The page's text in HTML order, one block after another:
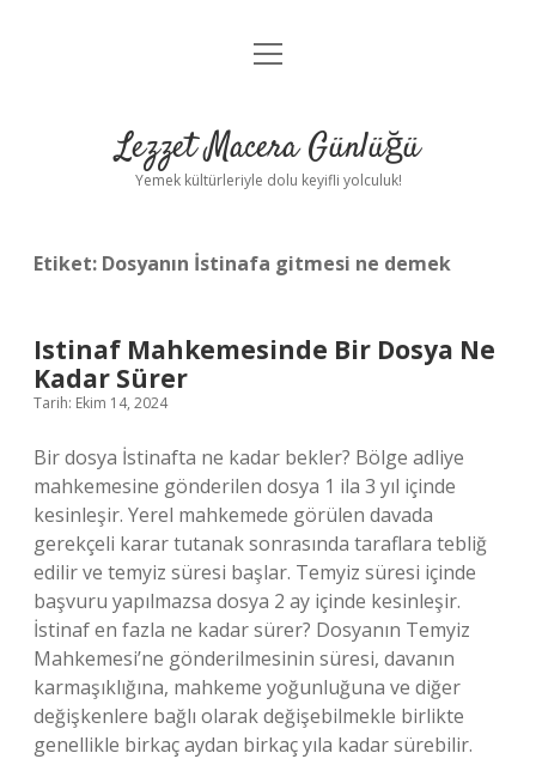
Anasayfa
Yasal Uyarı
menüyü
Lezzet Macera Günlüğü
Yemek kültürleriyle dolu keyifli yolculuk!
Etiket: Dosyanın İstinafa gitmesi ne demek
Istinaf Mahkemesinde Bir Dosya Ne
Kadar Sürer
Tarih: Ekim 14, 2024
Bir dosya İstinafta ne kadar bekler? Bölge adliye
mahkemesine gönderilen dosya 1 ila 3 yıl içinde
kesinleşir. Yerel mahkemede görülen davada
gerekçeli karar tutanak sonrasında taraflara tebliğ
edilir ve temyiz süresi başlar. Temyiz süresi içinde
başvuru yapılmazsa dosya 2 ay içinde kesinleşir.
İstinaf en fazla ne kadar sürer? Dosyanın Temyiz
Mahkemesi’ne gönderilmesinin süresi, davanın
karmaşıklığına, mahkeme yoğunluğuna ve diğer
değişkenlere bağlı olarak değişebilmekle birlikte
genellikle birkaç aydan birkaç yıla kadar sürebilir.